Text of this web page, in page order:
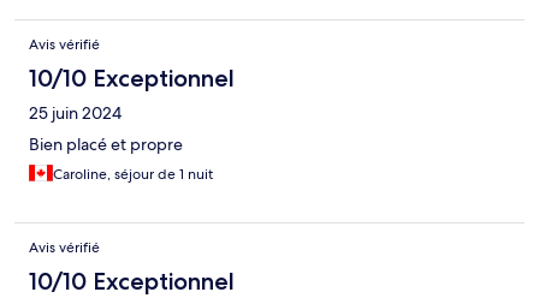
Avis vérifié
10/10 Exceptionnel
25 juin 2024
Bien placé et propre
Caroline, séjour de 1 nuit
Avis vérifié
10/10 Exceptionnel